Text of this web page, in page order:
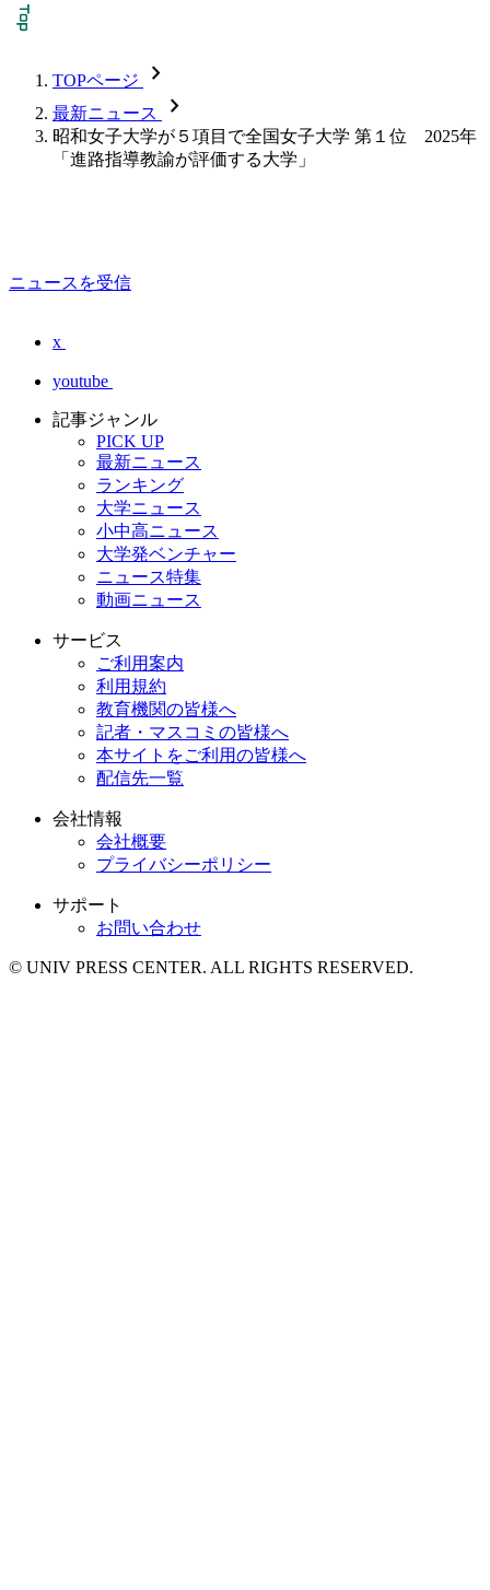
TOPページ chevron_forward
最新ニュース chevron_forward
昭和女子大学が５項目で全国女子大学 第１位 2025年
「進路指導教諭が評価する大学」
ニュースを受信
x
youtube
記事ジャンル
PICK UP
最新ニュース
ランキング
大学ニュース
小中高ニュース
大学発ベンチャー
ニュース特集
動画ニュース
サービス
ご利用案内
利用規約
教育機関の皆様へ
記者・マスコミの皆様へ
本サイトをご利用の皆様へ
配信先一覧
会社情報
会社概要
プライバシーポリシー
サポート
お問い合わせ
© UNIV PRESS CENTER. ALL RIGHTS RESERVED.